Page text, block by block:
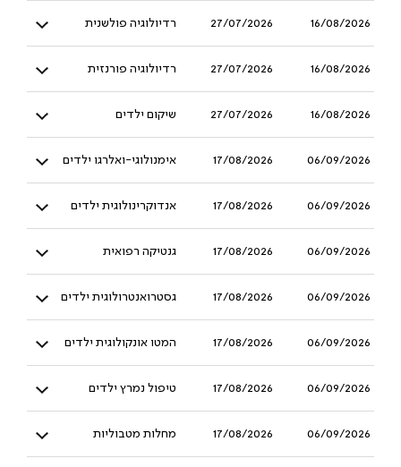
16/08/2026
27/07/2026 רדיולוגיה פולשנית
16/08/2026
27/07/2026 רדיולוגיה פורנזית
16/08/2026
27/07/2026 שיקום ילדים
06/09/2026
17/08/2026 אימנולוגי-ואלרגו ילדים
06/09/2026
17/08/2026 אנדוקרינולוגית ילדים
06/09/2026
17/08/2026 גנטיקה רפואית
06/09/2026
17/08/2026 גסטרואנטרולוגית ילדים
06/09/2026
17/08/2026 המטו אונקולוגית ילדים
06/09/2026
17/08/2026 טיפול נמרץ ילדים
06/09/2026
17/08/2026 מחלות מטבוליות